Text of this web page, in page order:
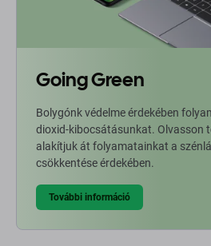
Going Green
Bolygónk védelme érdekében
dioxid-kibocsátásunkat. Olvasson
alakítjuk át folyamatainkat a
csökkentése érdekében.
További információ